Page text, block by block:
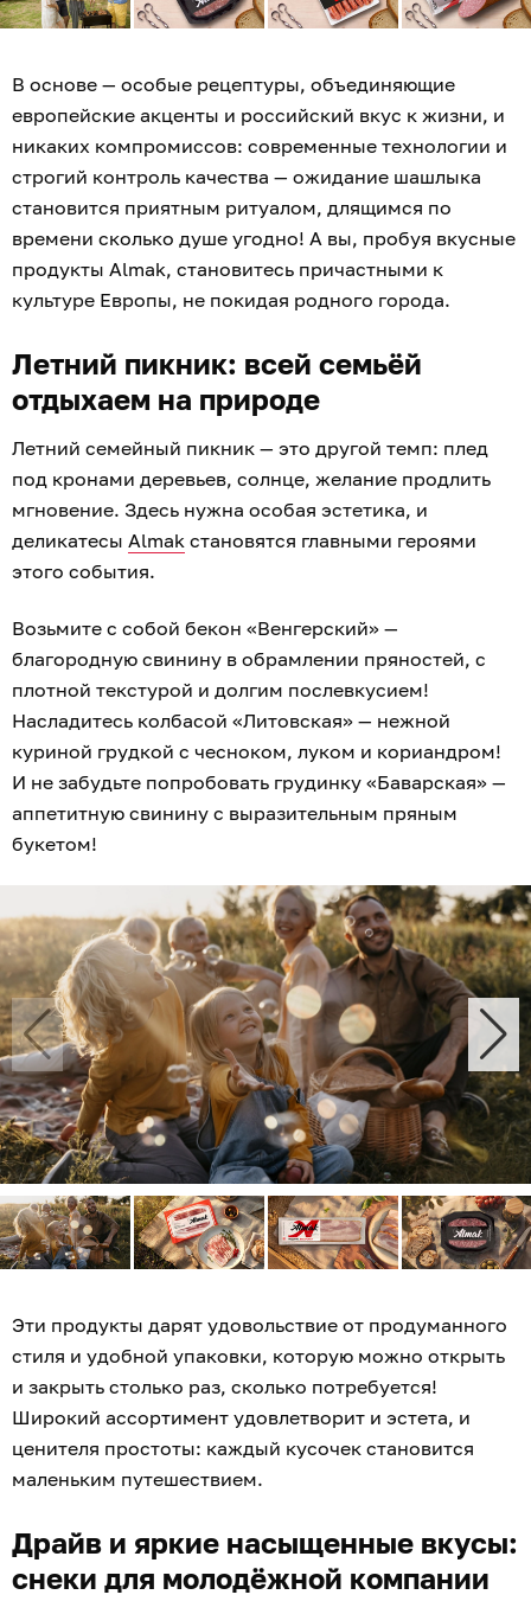
В основе — особые рецептуры, объединяющие
европейские акценты и российский вкус к жизни, и
никаких компромиссов: современные технологии и
строгий контроль качества — ожидание шашлыка
становится приятным ритуалом, длящимся по
времени сколько душе угодно! А вы, пробуя вкусные
продукты Almak, становитесь причастными к
культуре Европы, не покидая родного города.
Летний пикник: всей семьёй
отдыхаем на природе
Летний семейный пикник — это другой темп: плед
под кронами деревьев, солнце, желание продлить
мгновение. Здесь нужна особая эстетика, и
деликатесы Almak становятся главными героями
этого события.
Возьмите с собой бекон «Венгерский» —
благородную свинину в обрамлении пряностей, с
плотной текстурой и долгим послевкусием!
Насладитесь колбасой «Литовская» — нежной
куриной грудкой с чесноком, луком и кориандром!
И не забудьте попробовать грудинку «Баварская» —
аппетитную свинину с выразительным пряным
букетом!
Эти продукты дарят удовольствие от продуманного
стиля и удобной упаковки, которую можно открыть
и закрыть столько раз, сколько потребуется!
Широкий ассортимент удовлетворит и эстета, и
ценителя простоты: каждый кусочек становится
маленьким путешествием.
Драйв и яркие насыщенные вкусы:
снеки для молодёжной компании